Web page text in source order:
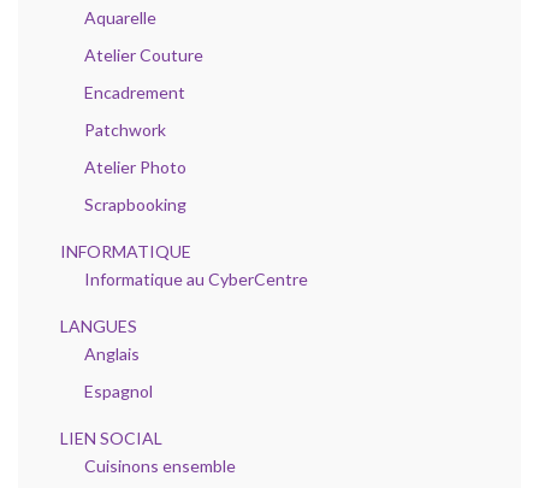
Aquarelle
Atelier Couture
Encadrement
Patchwork
Atelier Photo
Scrapbooking
INFORMATIQUE
Informatique au CyberCentre
LANGUES
Anglais
Espagnol
LIEN SOCIAL
Cuisinons ensemble